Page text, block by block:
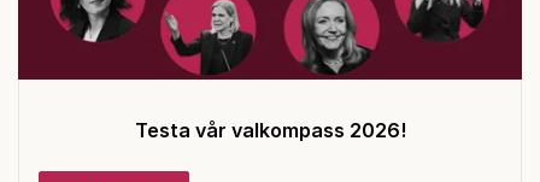
Testa vår valkompass 2026!